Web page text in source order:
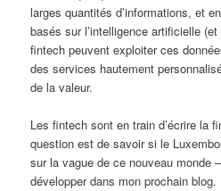
larges quantités d’informations, et
basés sur l’intelligence artificielle
fintech peuvent exploiter ces
des services hautement
de la valeur.
Les fintech sont en train d’écrire la
question est de savoir si le
sur la vague de ce nouveau monde
développer dans mon prochain blog.